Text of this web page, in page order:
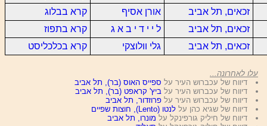
זכאים, תל אביב
אורן אסיף
קרא בבלוג
זכאים, תל אביב
ל י י ד י ב א ג
קרא בתפוז
זכאים, תל אביב
גלי וולוצקי קרא בכלכליסט
עלו לאחרונה...
דיווח של עכברוש העיר על ספייס האוס (בר), תל אביב
דיווח של עכברוש העיר על ביץ' קראפט (בר), תל אביב
דיווח של עכברוש העיר עלפרוזדור, תל אביב
דיווח של שגיא כהן עללנטו (Lento), חוצות שפיים
דיווח של חיליק גורפינקל על מונרו, תל אביב